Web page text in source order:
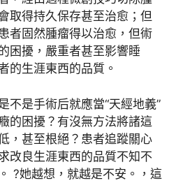
取得持久保存甚至治愈；但
者固然腫瘤得以治愈，但術
困擾，嚴重者甚至影響睡
的生涯東西的品質。
不是手術后就應當“天經地義”
的困擾？有沒無方法將諸這
，甚至根絕？患者追蹤關心
改良生涯東西的品質不知不
?她越想，就越是不安。，這